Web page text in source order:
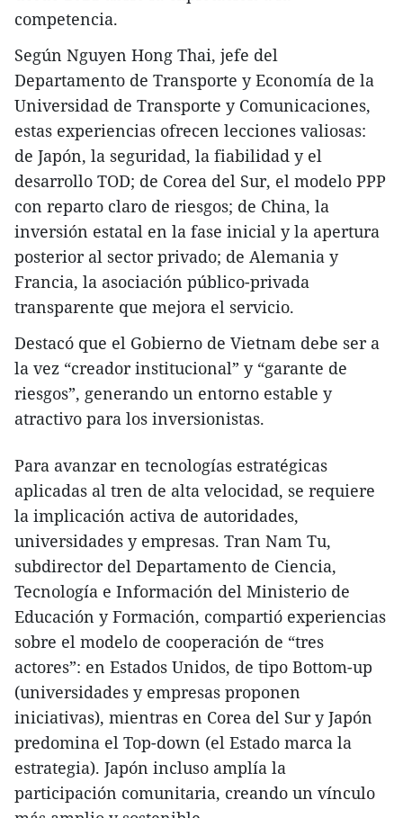
competencia.
Según Nguyen Hong Thai, jefe del
Departamento de Transporte y Economía de la
Universidad de Transporte y Comunicaciones,
estas experiencias ofrecen lecciones valiosas:
de Japón, la seguridad, la fiabilidad y el
desarrollo TOD; de Corea del Sur, el modelo PPP
con reparto claro de riesgos; de China, la
inversión estatal en la fase inicial y la apertura
posterior al sector privado; de Alemania y
Francia, la asociación público-privada
transparente que mejora el servicio.
Destacó que el Gobierno de Vietnam debe ser a
la vez “creador institucional” y “garante de
riesgos”, generando un entorno estable y
atractivo para los inversionistas.
Para avanzar en tecnologías estratégicas
aplicadas al tren de alta velocidad, se requiere
la implicación activa de autoridades,
universidades y empresas. Tran Nam Tu,
subdirector del Departamento de Ciencia,
Tecnología e Información del Ministerio de
Educación y Formación, compartió experiencias
sobre el modelo de cooperación de “tres
actores”: en Estados Unidos, de tipo Bottom-up
(universidades y empresas proponen
iniciativas), mientras en Corea del Sur y Japón
predomina el Top-down (el Estado marca la
estrategia). Japón incluso amplía la
participación comunitaria, creando un vínculo